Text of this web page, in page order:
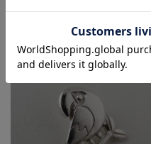
(税込)